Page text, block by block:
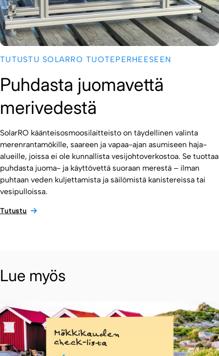
TUTUSTU SOLARRO TUOTEPERHEESEEN
Puhdasta juomavettä
merivedestä
SolarRO käänteisosmoosilaitteisto on täydellinen valinta
merenrantamökille, saareen ja vapaa-ajan asumiseen haja-
alueille, joissa ei ole kunnallista vesijohtoverkostoa. Se tuottaa
puhdasta juoma- ja käyttövettä suoraan merestä – ilman
puhtaan veden kuljettamista ja säilömistä kanistereissa tai
vesipulloissa.
Tutustu
Lue myös